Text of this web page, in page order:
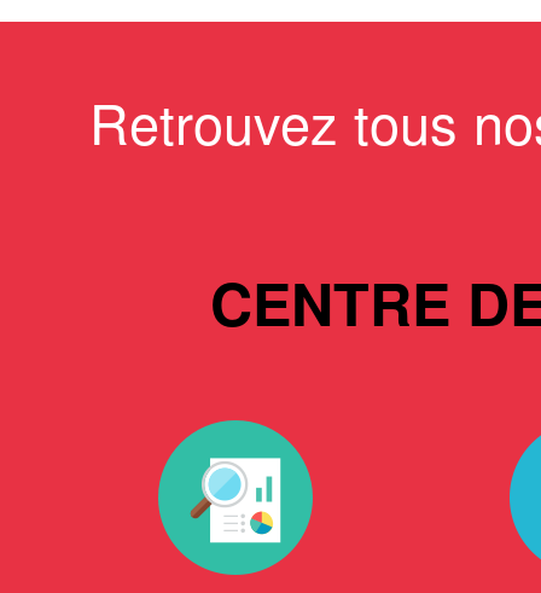
Retrouvez tous
CENTRE